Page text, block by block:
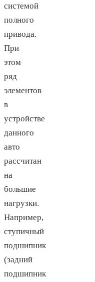
системой
полного
привода.
При
этом
ряд
элементов
в
устройстве
данного
авто
рассчитан
на
большие
нагрузки.
Например,
ступичный
подшипник
(задний
подшипник